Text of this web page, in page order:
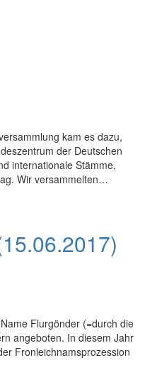
kam es dazu,
der Deutschen
internationale Stämme,
Wir versammelten…
Flurgönder (=durch die
angeboten. In diesem Jahr
Fronleichnamsprozession